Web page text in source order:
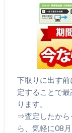
下取りに出す
定することで
ります。
⇒査定したから
ら、気軽に08